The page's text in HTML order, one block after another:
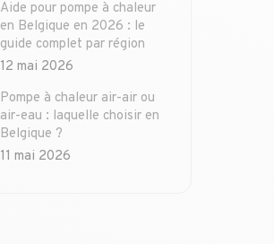
Aide pour pompe à chaleur
en Belgique en 2026 : le
guide complet par région
12 mai 2026
Pompe à chaleur air-air ou
air-eau : laquelle choisir en
Belgique ?
11 mai 2026